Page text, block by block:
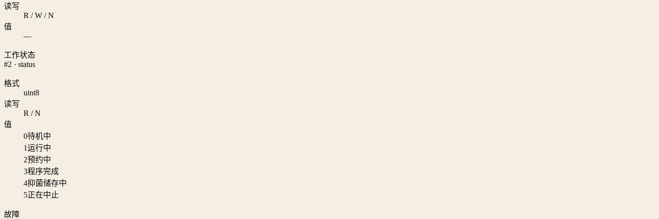
读写
R / W / N
值
—
工作状态
#2 · status
格式
uint8
读写
R / N
值
0待机中
1运行中
2预约中
3程序完成
4抑菌储存中
5正在中止
故障